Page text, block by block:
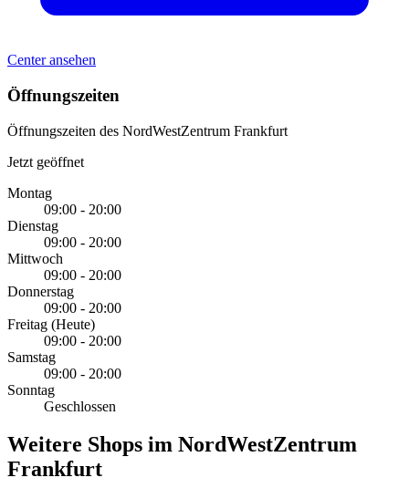
Center ansehen
Öffnungszeiten
Öffnungszeiten des NordWestZentrum Frankfurt
Jetzt geöffnet
Montag
09:00 - 20:00
Dienstag
09:00 - 20:00
Mittwoch
09:00 - 20:00
Donnerstag
09:00 - 20:00
Freitag (Heute)
09:00 - 20:00
Samstag
09:00 - 20:00
Sonntag
Geschlossen
Weitere Shops im NordWestZentrum
Frankfurt